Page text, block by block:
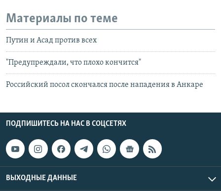
Материалы по теме
Путин и Асад против всех
"Предупреждали, что плохо кончится"
Российский посол скончался после нападения в Анкаре
ПОДПИШИТЕСЬ НА НАС В СОЦСЕТЯХ
ВЫХОДНЫЕ ДАННЫЕ